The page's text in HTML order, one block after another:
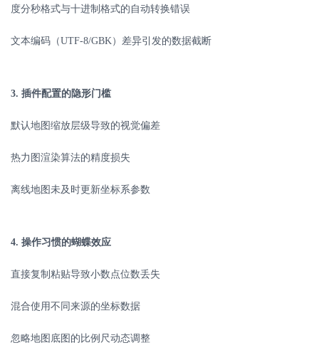
度分秒格式与十进制格式的自动转换错误
文本编码（UTF-8/GBK ）差异引发的数据截断
3. 插件配置的隐形门槛
默认地图缩放层级导致的视觉偏差
热力图渲染算法的精度损失
离线地图未及时更新坐标系参数
4. 操作习惯的蝴蝶效应
直接复制粘贴导致小数点位数丢失
混合使用不同来源的坐标数据
忽略地图底图的比例尺动态调整